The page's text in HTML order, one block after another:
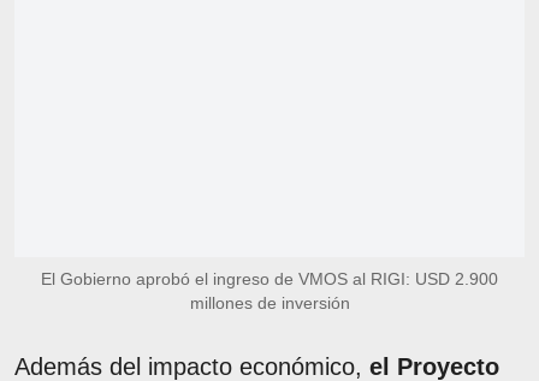
El Gobierno aprobó el ingreso de VMOS al RIGI: USD 2.900
millones de inversión
Además del impacto económico, el Proyecto